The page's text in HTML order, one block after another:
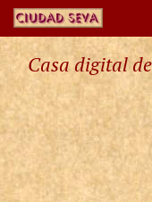
Casa digital